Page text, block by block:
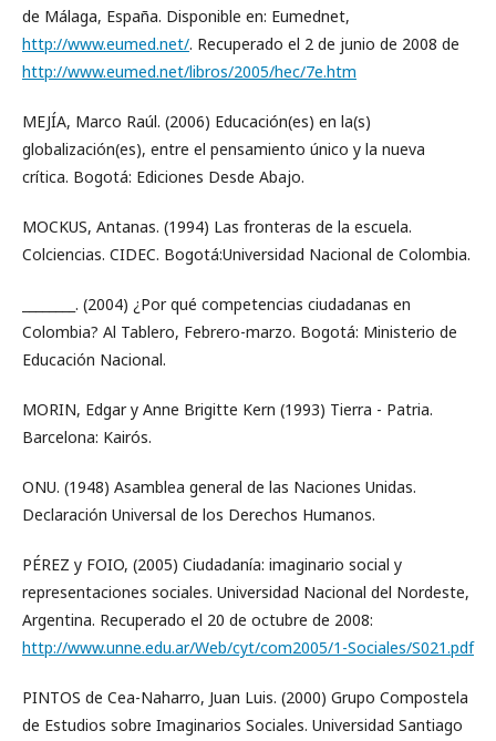
de Málaga, España. Disponible en: Eumednet,
http://www.eumed.net/. Recuperado el 2 de junio de 2008 de
http://www.eumed.net/libros/2005/hec/7e.htm
MEJÍA, Marco Raúl. (2006) Educación(es) en la(s)
globalización(es), entre el pensamiento único y la nueva
crítica. Bogotá: Ediciones Desde Abajo.
MOCKUS, Antanas. (1994) Las fronteras de la escuela.
Colciencias. CIDEC. Bogotá:Universidad Nacional de Colombia.
________. (2004) ¿Por qué competencias ciudadanas en
Colombia? Al Tablero, Febrero-marzo. Bogotá: Ministerio de
Educación Nacional.
MORIN, Edgar y Anne Brigitte Kern (1993) Tierra - Patria.
Barcelona: Kairós.
ONU. (1948) Asamblea general de las Naciones Unidas.
Declaración Universal de los Derechos Humanos.
PÉREZ y FOIO, (2005) Ciudadanía: imaginario social y
representaciones sociales. Universidad Nacional del Nordeste,
Argentina. Recuperado el 20 de octubre de 2008:
http://www.unne.edu.ar/Web/cyt/com2005/1-Sociales/S021.pdf
PINTOS de Cea-Naharro, Juan Luis. (2000) Grupo Compostela
de Estudios sobre Imaginarios Sociales. Universidad Santiago